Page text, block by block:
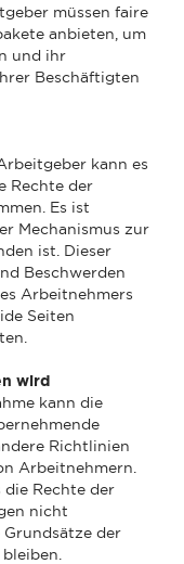
müssen faire
anbieten, um
und ihr
Beschäftigten
kann es
Rechte der
Es ist
Mechanismus zur
ist. Dieser
Beschwerden
Arbeitnehmers
Seiten
wird
kann die
Richtlinien
Arbeitnehmern.
die Rechte der
nicht
der